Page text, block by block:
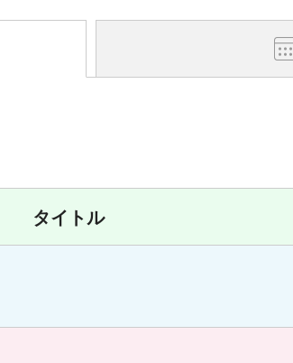
タイトル